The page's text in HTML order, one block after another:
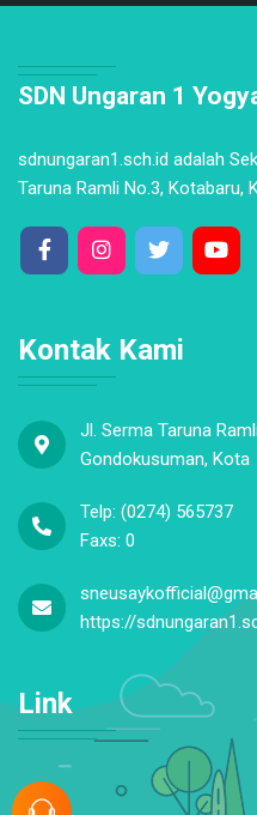
SDN Ungaran 1
sdnungaran1.sch.id adalah
Taruna Ramli No.3, Kotabaru,
Kontak Kami
Jl. Serma Taruna
Gondokusuman, Kota
Telp: (0274) 565737
Faxs: 0
https://
Link